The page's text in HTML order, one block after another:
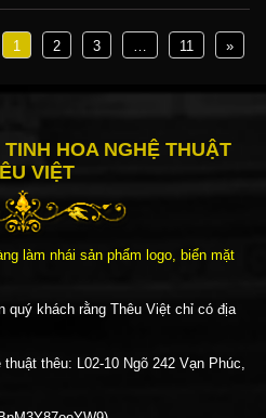
1 2 3 … 11 »
HOA NGHỆ THUẬT
VIỆT
làm nhái sản phẩm logo, biển mặt
quý khách rằng Thêu Việt chỉ có địa
thêu: L02-10 Ngõ 242 Vạn Phúc,